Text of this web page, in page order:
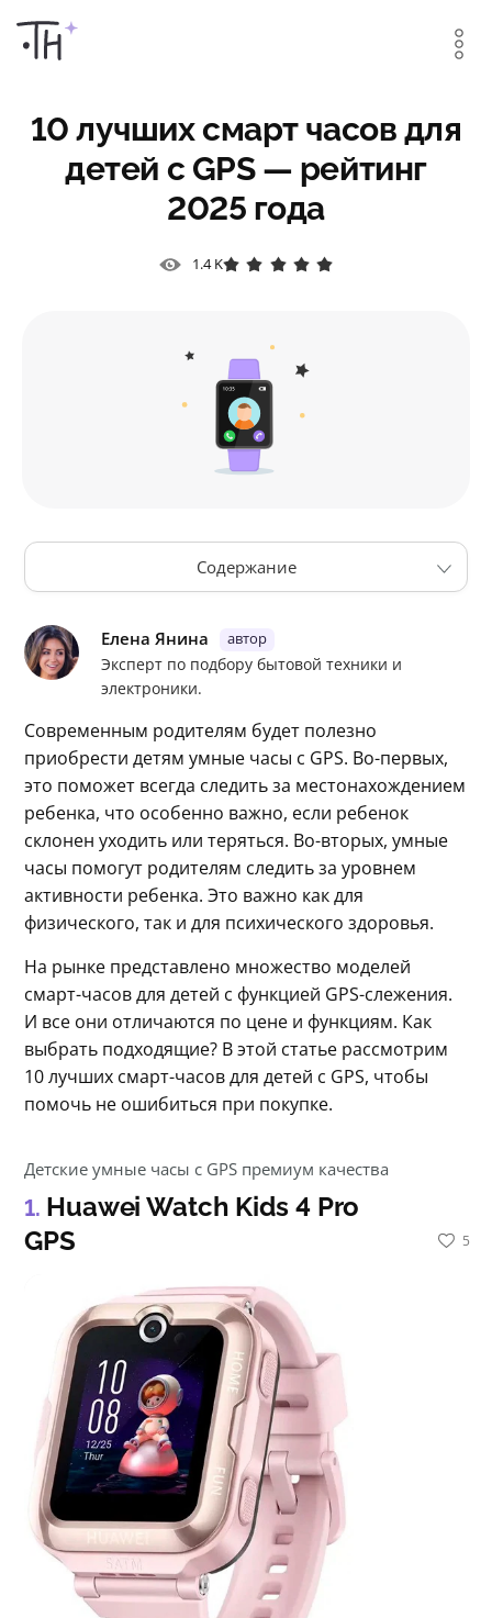
10 лучших смарт часов для
детей с GPS — рейтинг
2025 года
1.4 K
Содержание
Geozon 4G Plus
Geozon Junior
ZTX с GPS
Smart Baby Watch KT15
Smart Baby Watch LT05
Leef Coby
Jet Kid Vision 4G
Aimoto Pro Tempo 4G
Wonlex KT24S 4G
Таблица сравнения
Как выбрать
Елена Янина
Эксперт по подбору бытовой техники и
электроники.
Современным родителям будет полезно
приобрести детям умные часы с GPS. Во-первых,
это поможет всегда следить за местонахождением
ребенка, что особенно важно, если ребенок
склонен уходить или теряться. Во-вторых, умные
часы помогут родителям следить за уровнем
активности ребенка. Это важно как для
физического, так и для психического здоровья.
На рынке представлено множество моделей
смарт-часов для детей с функцией GPS-слежения.
И все они отличаются по цене и функциям. Как
выбрать подходящие? В этой статье рассмотрим
10 лучших смарт-часов для детей с GPS, чтобы
помочь не ошибиться при покупке.
5
Детские умные часы с GPS премиум качества
Huawei Watch Kids 4 Pro
GPS